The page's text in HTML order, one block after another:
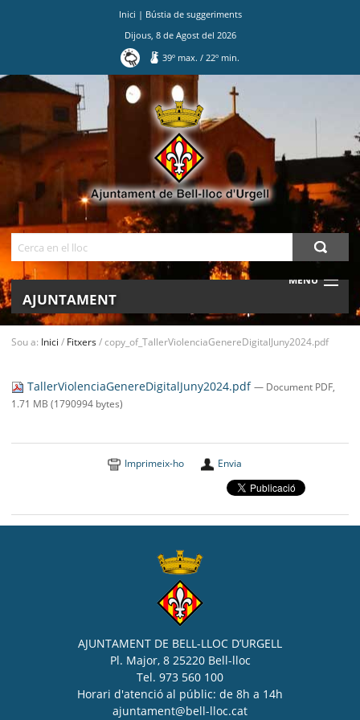
Inici | Bústia de suggeriments
Dijous, 8de Agostdel 2026
39º max./ 22º min.
MENU
AJUNTAMENT
BELL-LLOC SOLUCIONA
Sou a: Inici / Fitxers/copy_of_TallerViolenciaGenereDigitalJuny2024.pdf
TallerViolenciaGenereDigitalJuny2024.pdf— Document PDF,
1.71 MB (1790994 bytes)
Imprimeix-ho Envia
AJUNTAMENT DE BELL-LLOC D’URGELL
Pl. Major, 8 25220 Bell-lloc
Tel. 973 560 100
Horari d'atenció al públic: de 8h a 14h
ajuntament@bell-lloc.cat